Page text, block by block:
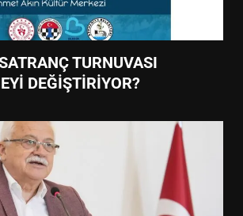
TURNUVASI
DEĞİŞTİRİYOR?